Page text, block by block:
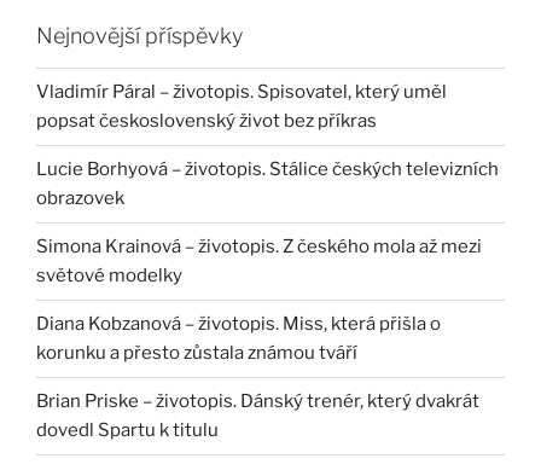
Nejnovější příspěvky
Vladimír Páral – životopis. Spisovatel, který uměl
popsat československý život bez příkras
Lucie Borhyová – životopis. Stálice českých televizních
obrazovek
Simona Krainová – životopis. Z českého mola až mezi
světové modelky
Diana Kobzanová – životopis. Miss, která přišla o
korunku a přesto zůstala známou tváří
Brian Priske – životopis. Dánský trenér, který dvakrát
dovedl Spartu k titulu